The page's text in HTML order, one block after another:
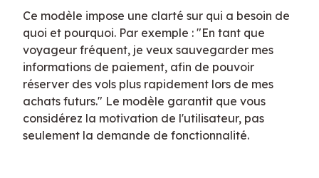
Ce modèle impose une clarté sur qui a besoin de
quoi et pourquoi. Par exemple : "En tant que
voyageur fréquent, je veux sauvegarder mes
informations de paiement, afin de pouvoir
réserver des vols plus rapidement lors de mes
achats futurs." Le modèle garantit que vous
considérez la motivation de l'utilisateur, pas
seulement la demande de fonctionnalité.